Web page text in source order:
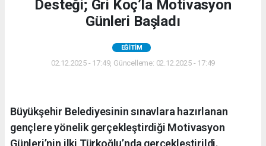
Desteği; Gri Koç’la Motivasyon
Günleri Başladı
EĞITIM
02.12.2025 - 17:49, Güncelleme: 02.12.2025 - 17:49
Büyükşehir Belediyesinin sınavlara hazırlanan
gençlere yönelik gerçekleştirdiği Motivasyon
Günleri’nin ilki Türkoğlu’nda gerçekleştirildi.